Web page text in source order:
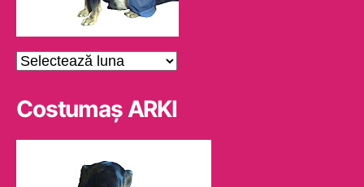
Arhive
Costumaş ARKI